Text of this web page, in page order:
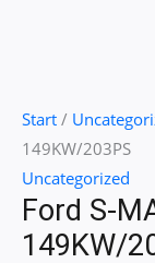
Start /
149KW/203PS
Uncategorized
Ford S-
149KW/